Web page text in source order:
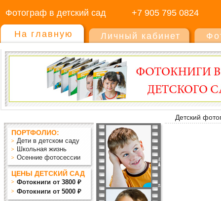
Фотограф в детский сад +7 905 795 0824
На главную Личный кабинет
Детский
ПОРТФОЛИО:
Дети в детском саду
Школьная жизнь
Осенние фотосессии
ЦЕНЫ ДЕТСКИЙ САД
Фотокниги от 3800 ₽
Фотокниги от 5000 ₽